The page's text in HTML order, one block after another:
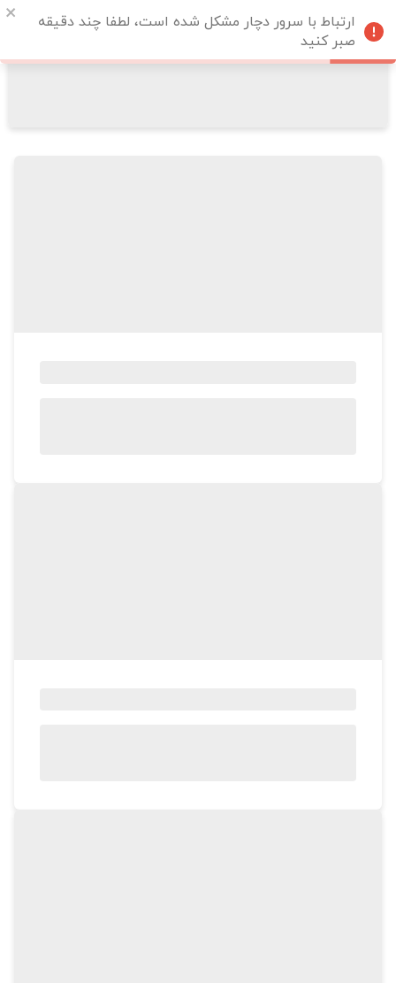
ارتباط با سرور دچار مشکل شده است، لطفا چند دقیقه
صبر کنید